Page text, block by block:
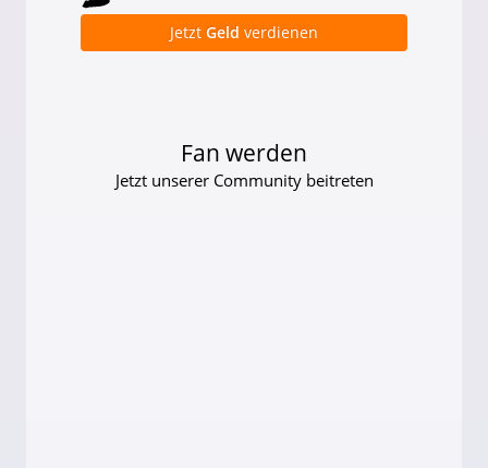
Jetzt Geld verdienen
Fan werden
Jetzt unserer Community beitreten